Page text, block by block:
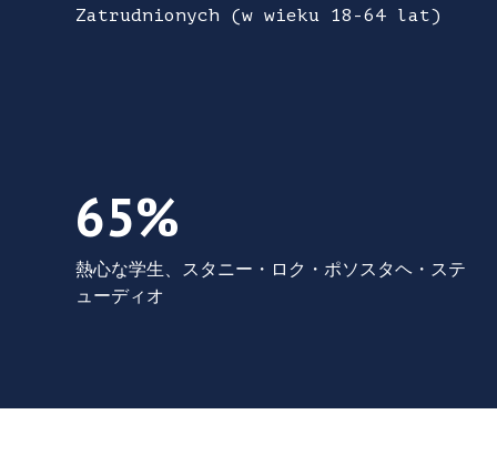
Zatrudnionych (w wieku 18-64 lat)
65%
熱心な学生、スタニー・ロク・ポソスタヘ・ステ
ューディオ
65% スタニー・ロク・ポウコウンチェ